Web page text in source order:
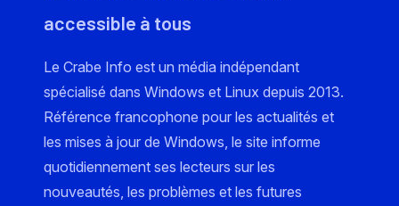
accessible à tous
Le Crabe Info est un média indépendant
spécialisé dans Windows et Linux depuis 2013.
Référence francophone pour les actualités et
les mises à jour de Windows, le site informe
quotidiennement ses lecteurs sur les
nouveautés, les problèmes et les futures